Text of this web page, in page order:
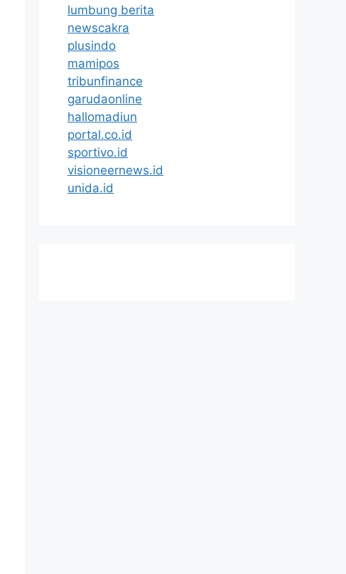
lumbung berita
newscakra
plusindo
mamipos
tribunfinance
garudaonline
hallomadiun
portal.co.id
sportivo.id
visioneernews.id
unida.id